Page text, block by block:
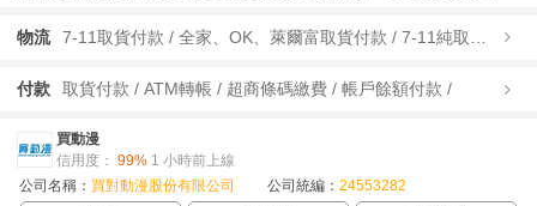
物流
付款 取貨付款 / ATM轉帳 / 超商條碼繳費 / 帳戶餘額付款 /
買動漫
信用度： 99% 1 小時前上線
公司名稱： 買對動漫股份有限公司 公司統編： 24553282